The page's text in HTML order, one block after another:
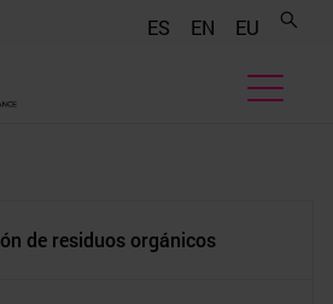
ES EN EU
de residuos orgánicos